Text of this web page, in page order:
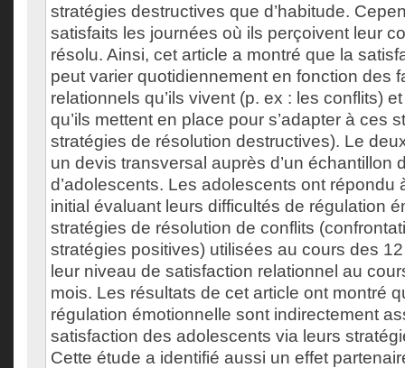
stratégies destructives que d’habitude.
satisfaits les journées où ils perçoivent leur
résolu. Ainsi, cet article a montré que la
peut varier quotidiennement en fonction des
relationnels qu’ils vivent (p. ex : les conflits)
qu’ils mettent en place pour s’adapter à ces
stratégies de résolution destructives). Le
un devis transversal auprès d’un échantillon
d’adolescents. Les adolescents ont répondu
initial évaluant leurs difficultés de régulation
stratégies de résolution de conflits
stratégies positives) utilisées au cours des
leur niveau de satisfaction relationnel au
mois. Les résultats de cet article ont montré
régulation émotionnelle sont indirectement
satisfaction des adolescents via leurs
Cette étude a identifié aussi un effet